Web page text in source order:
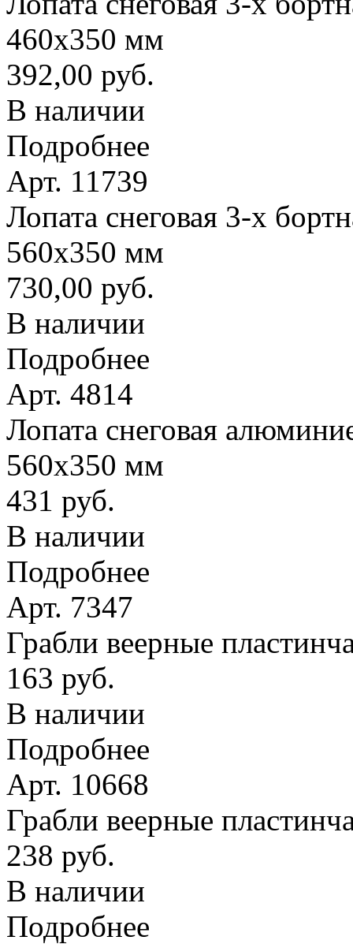
460х350 мм
392,00 руб.
В наличии
Подробнее
Арт. 11739
Лопата снеговая 3-х
560х350 мм
730,00 руб.
В наличии
Подробнее
Арт. 4814
Лопата снеговая
560х350 мм
431 руб.
В наличии
Подробнее
Арт. 7347
Грабли веерные
163 руб.
В наличии
Подробнее
Арт. 10668
Грабли веерные
238 руб.
В наличии
Подробнее